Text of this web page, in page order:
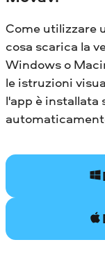
Come utilizzare
cosa scarica la
Windows o
le istruzioni
l'app è installata